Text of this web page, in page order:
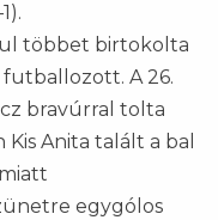
többet birtokolta
A 26.
bravúrral tolta
Anita talált a bal
egygólos